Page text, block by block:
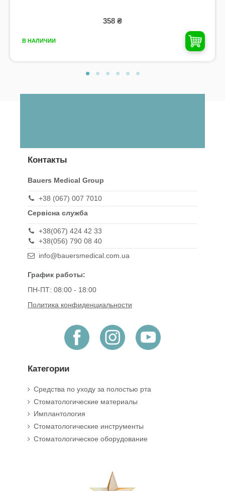
358 ₴
В НАЛИЧИИ
Контакты
Bauers Medical Group
+38 (067) 007 7010
Сервісна служба
+38(067) 424 42 33
+38(056) 790 08 40
info@bauersmedical.com.ua
График работы:
ПН-ПТ: 08:00 - 18:00
Политика конфиденциальности
Категории
Средства по уходу за полостью рта
Стоматологические материалы
Имплантология
Стоматологические инструменты
Стоматологическое оборудование